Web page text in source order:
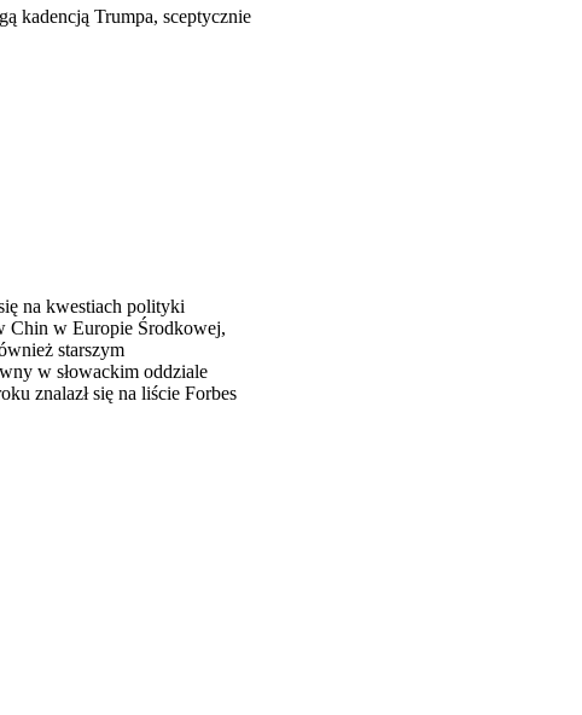
kadencją Trumpa, sceptycznie
na kwestiach polityki
Chin w Europie Środkowej,
starszym
w słowackim oddziale
znalazł się na liście Forbes